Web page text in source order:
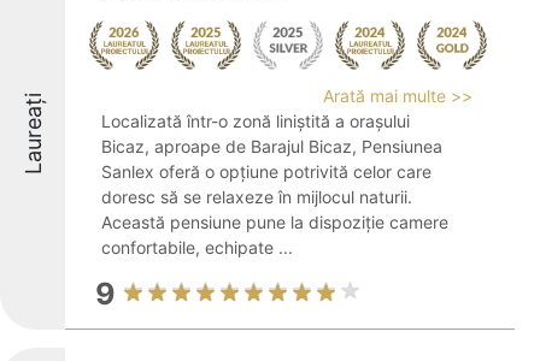
Laureați
Arată mai multe >>
Localizată într-o zonă liniștită a orașului
Bicaz, aproape de Barajul Bicaz, Pensiunea
Sanlex oferă o opțiune potrivită celor care
doresc să se relaxeze în mijlocul naturii.
Această pensiune pune la dispoziție camere
confortabile, echipate ...
9